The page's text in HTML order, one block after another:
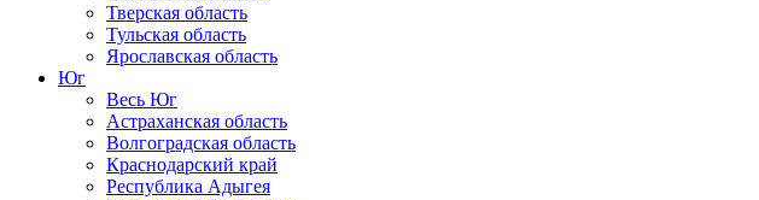
Тверская область
Тульская область
Ярославская область
Юг
Весь Юг
Астраханская область
Волгоградская область
Краснодарский край
Республика Адыгея